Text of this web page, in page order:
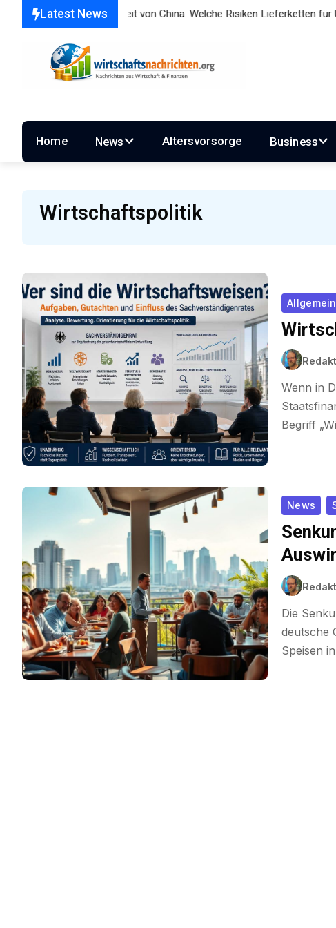
Latest News
Abhängigkeit von China: Welche Risiken Lieferketten für Unternehmen
Home News Altersvorsorge Business
Wirtschaftspolitik
Allgemein
Wenn in
Begriff
News
Die
deutsche
Speisen